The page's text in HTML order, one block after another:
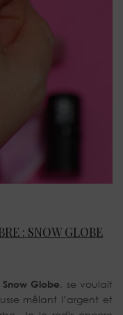
: SNOW GLOBE
Snow Globe, se voulait
mêlant l’argent et